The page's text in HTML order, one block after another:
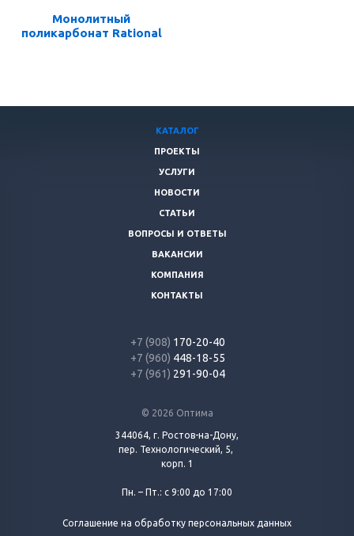
Монолитный
поликарбонат Rational
© 2026 Оптима
344064, г. Ростов-на-Дону,
пер. Технологический, 5,
корп. 1
Пн. – Пт.: с 9:00 до 17:00
КАТАЛОГ
ПРОЕКТЫ
УСЛУГИ
НОВОСТИ
СТАТЬИ
ВОПРОСЫ И ОТВЕТЫ
ВАКАНСИИ
КОМПАНИЯ
КОНТАКТЫ
+7 (908) 170-20-40
+7 (960) 448-18-55
+7 (961) 291-90-04
Соглашение на обработку персональных данных